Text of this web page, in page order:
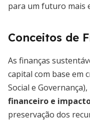
para um futuro mais
Conceitos de
As finanças
capital com base em
Social e
financeiro e
preservação dos